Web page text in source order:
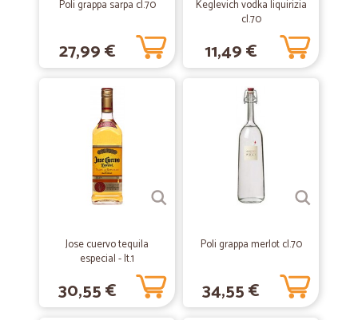
17/02/2021
— Maria sole B.
Ottimo servizio , veloce
—Pietro Z.
Tutto perfetto.
—Claudio L.
ok tutto perfetto
Poli grappa sarpa cl.70
27,99 €
Keglevich vodka liquirizia
cl.70
11,49 €
Jose cuervo tequila
especial - lt.1
30,55 €
Poli grappa merlot cl.70
34,55 €